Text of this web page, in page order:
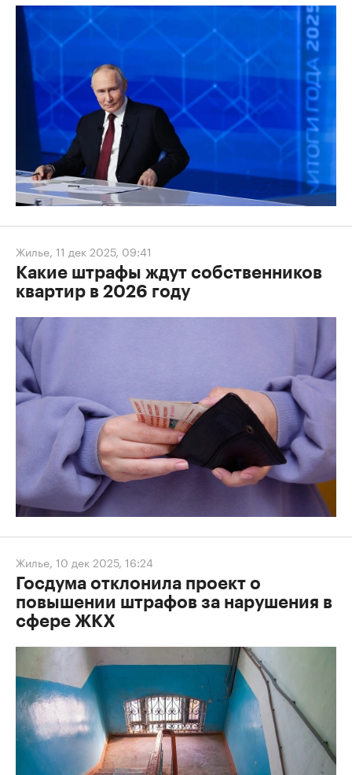
Жилье, 11 дек 2025, 09:41
Какие штрафы ждут собственников
квартир в 2026 году
Жилье, 10 дек 2025, 16:24
Госдума отклонила проект о
повышении штрафов за нарушения в
сфере ЖКХ